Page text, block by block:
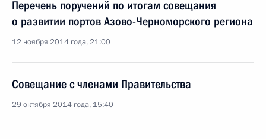
Перечень поручений по итогам совещания
о развитии портов Азово-Черноморского региона
12 ноября 2014 года, 21:00
Совещание с членами Правительства
29 октября 2014 года, 15:40